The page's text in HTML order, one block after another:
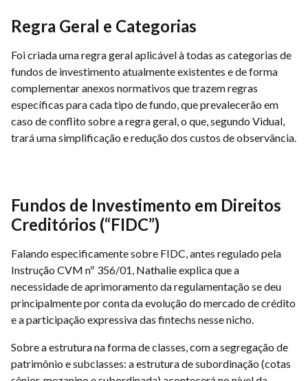
Regra Geral e Categorias
Foi criada uma regra geral aplicável à todas as categorias de
fundos de investimento atualmente existentes e de forma
complementar anexos normativos que trazem regras
específicas para cada tipo de fundo, que prevalecerão em
caso de conflito sobre a regra geral, o que, segundo Vidual,
trará uma simplificação e redução dos custos de observância.
Fundos de Investimento em Direitos
Creditórios (“FIDC”)
Falando especificamente sobre FIDC, antes regulado pela
Instrução CVM nº 356/01, Nathalie explica que a
necessidade de aprimoramento da regulamentação se deu
principalmente por conta da evolução do mercado de crédito
e a participação expressiva das fintechs nesse nicho.
Sobre a estrutura na forma de classes, com a segregação de
patrimônio e subclasses: a estrutura de subordinação (cotas